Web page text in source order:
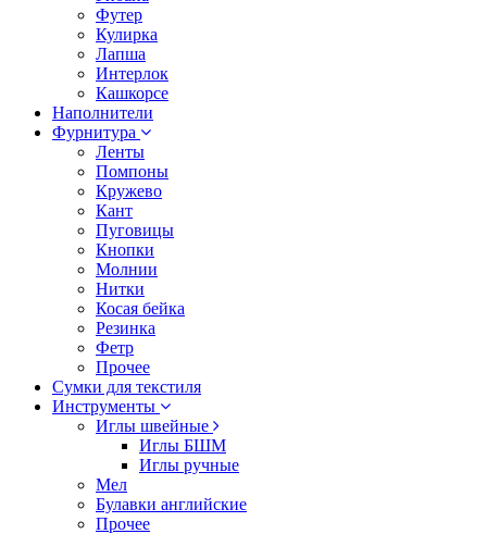
Футер
Кулирка
Лапша
Интерлок
Кашкорсе
Наполнители
Фурнитура
Ленты
Помпоны
Кружево
Кант
Пуговицы
Кнопки
Молнии
Нитки
Косая бейка
Резинка
Фетр
Прочее
Сумки для текстиля
Инструменты
Иглы швейные
Иглы БШМ
Иглы ручные
Мел
Булавки английские
Прочее